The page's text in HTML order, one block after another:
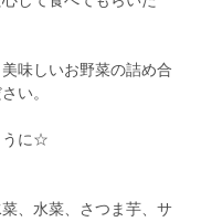
味しいお野菜の詰め合
い。
うに☆
、水菜、さつま芋、サ